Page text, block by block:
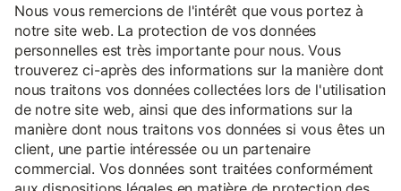
Nous vous remercions de l'intérêt que vous portez à
notre site web. La protection de vos données
personnelles est très importante pour nous. Vous
trouverez ci-après des informations sur la manière dont
nous traitons vos données collectées lors de l'utilisation
de notre site web, ainsi que des informations sur la
manière dont nous traitons vos données si vous êtes un
client, une partie intéressée ou un partenaire
commercial. Vos données sont traitées conformément